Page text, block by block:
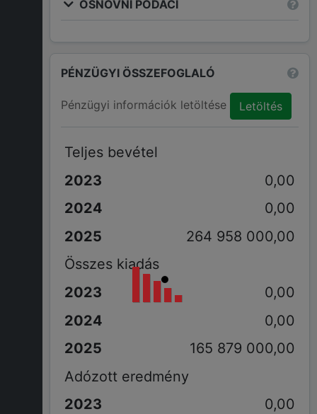
OSNOVNI PODACI
PÉNZÜGYI ÖSSZEFOGLALÓ
Pénzügyi információk letöltése Letöltés
Teljes bevétel
0,00
0,00
264 958 000,00
Összes kiadás
0,00
0,00
165 879 000,00
Adózott eredmény
0,00